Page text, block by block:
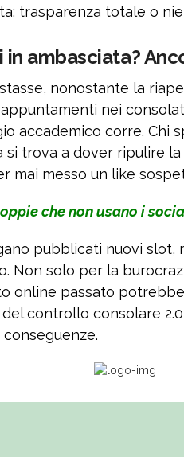
trasparenza totale o
ambasciata?
nonostante la
nei
accademico corre. Chi
trova a dover ripulire
mai messo un like
che non usano i
pubblicati nuovi slot,
Non solo per la
online passato
del controllo consolare